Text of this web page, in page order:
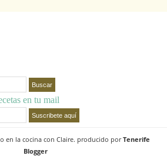
en tu mail
en la cocina con Claire. producido porTenerife
Blogger